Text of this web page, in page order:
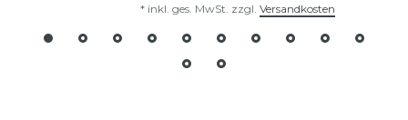
* inkl. ges. MwSt. zzgl. Versandkosten